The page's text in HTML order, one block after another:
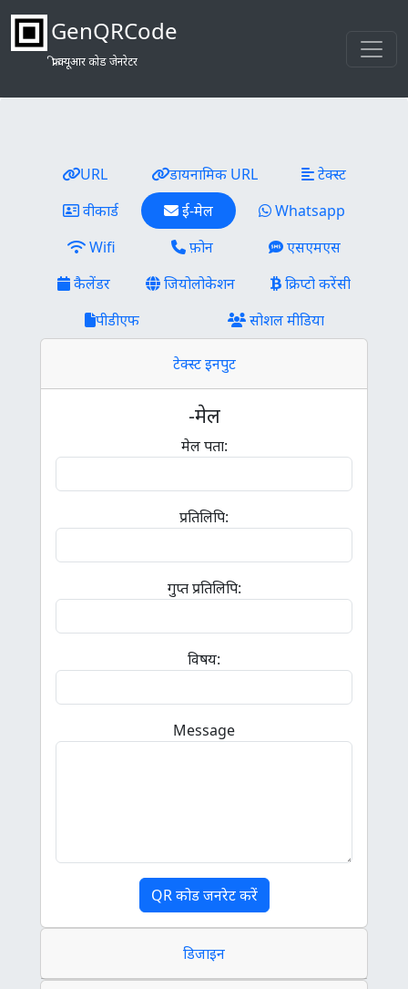
GenQRCode
फ्री क्यूआर कोड जेनरेटर
URL डायनामिक URL
टेक्स्ट
वीकार्ड
ई-मेल
Whatsapp
Wifi
फ़ोन
एसएमएस
कैलेंडर
जियोलोकेशन
क्रिप्टो करेंसी
पीडीएफ
सोशल मीडिया
टेक्स्ट इनपुट
-मेल
मेल पता:
प्रतिलिपि:
गुप्त प्रतिलिपि:
विषय:
Message
QR कोड जनरेट करें
डिजाइन